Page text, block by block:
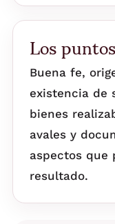
Los
Buena fe,
existencia de
bienes
avales y
aspectos que
resultado.